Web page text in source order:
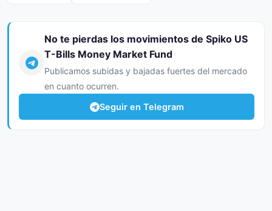
No te pierdas los movimientos de Spiko US
T-Bills Money Market Fund
Publicamos subidas y bajadas fuertes del mercado
en cuanto ocurren.
Seguir en Telegram